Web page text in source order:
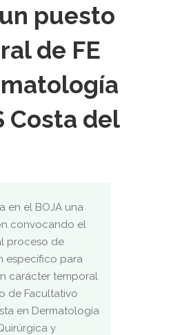
puesto
de FE
Costa del
en el BOJA una
convocando el
proceso de
específico para
carácter temporal
de Facultativo
en Dermatología
y